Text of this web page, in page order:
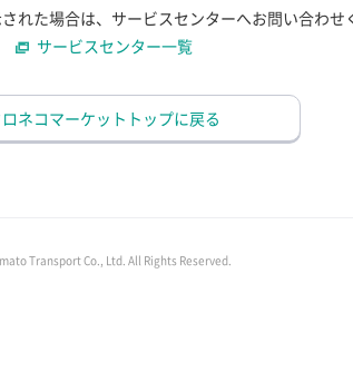
れた場合は、サービスセンターへお問い合わせ
サービスセンター一覧
ネコマーケットトップに戻る
Transport Co., Ltd. All Rights Reserved.